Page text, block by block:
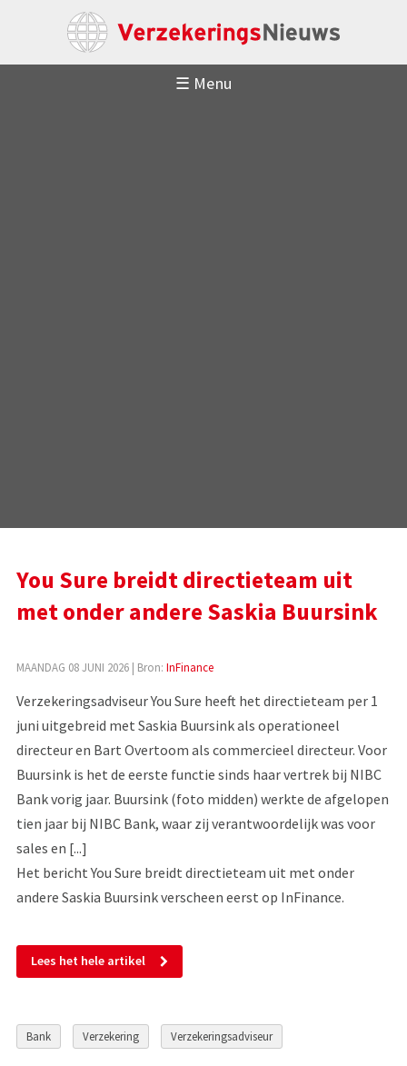
☰ Menu
You Sure breidt directieteam uit
met onder andere Saskia Buursink
MAANDAG 08 JUNI 2026| Bron: InFinance
Verzekeringsadviseur You Sure heeft het directieteam per 1
juni uitgebreid met Saskia Buursink als operationeel
directeur en Bart Overtoom als commercieel directeur. Voor
Buursink is het de eerste functie sinds haar vertrek bij NIBC
Bank vorig jaar. Buursink (foto midden) werkte de afgelopen
tien jaar bij NIBC Bank, waar zij verantwoordelijk was voor
sales en [...]
Het bericht You Sure breidt directieteam uit met onder
andere Saskia Buursink verscheen eerst op InFinance.
Lees het hele artikel
Bank Verzekering Verzekeringsadviseur